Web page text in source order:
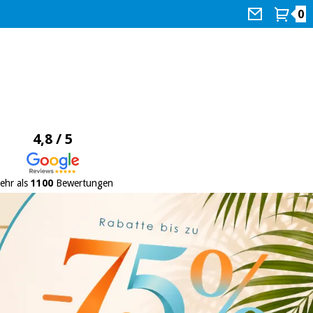
0
4,8 / 5
als1100 Bewertungen